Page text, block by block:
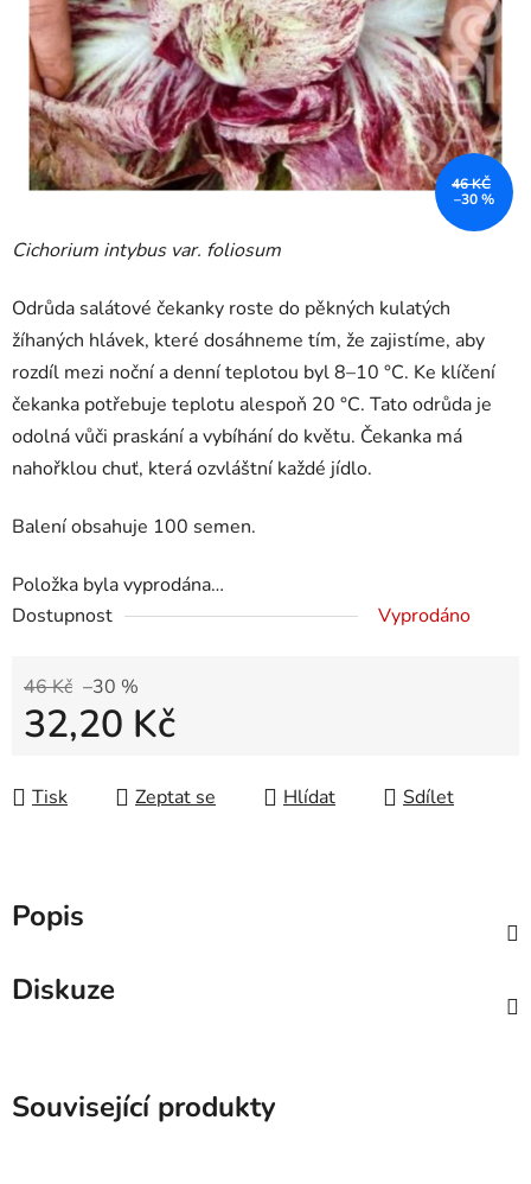
Cichorium intybus var. foliosum
Odrůda salátové čekanky roste do pěkných kulatých
žíhaných hlávek, které dosáhneme tím, že zajistíme, aby
rozdíl mezi noční a denní teplotou byl 8–10 °C. Ke klíčení
čekanka potřebuje teplotu alespoň 20 °C. Tato odrůda je
odolná vůči praskání a vybíhání do květu. Čekanka má
nahořklou chuť, která ozvláštní každé jídlo.
Balení obsahuje 100 semen.
Položka byla vyprodána…
Dostupnost
Vyprodáno
46 Kč –30 %
32,20 Kč
Tisk
Zeptat se Hlídat Sdílet
46 KČ
–30 %
Popis
Diskuze
Související produkty